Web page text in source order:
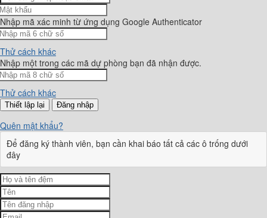
Nhập mã xác minh từ ứng dụng Google Authenticator
Thử cách khác
Nhập một trong các mã dự phòng bạn đã nhận được.
Thử cách khác
Đăng nhập
Quên mật khẩu?
Để đăng ký thành viên, bạn cần khai báo tất cả các ô trống dưới
đây